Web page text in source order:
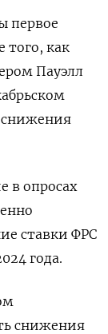
первое
того, как
Пауэлл
снижения
в опросах
ставки ФРС
года.
снижения